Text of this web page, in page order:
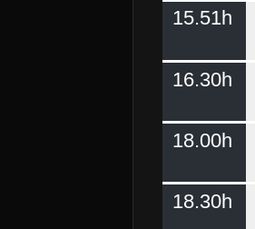
15.51h
16.30h
18.00h
18.30h